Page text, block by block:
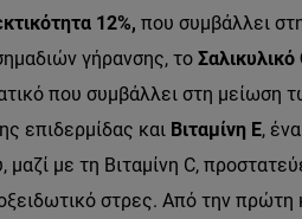
12%, που συμβάλλει
γήρανσης, το Σαλικυλικό
που συμβάλλει στη μείωση
επιδερμίδας και Βιταμίνη Ε,
μαζί με τη Βιταμίνη C,
στρες. Από την πρώτη